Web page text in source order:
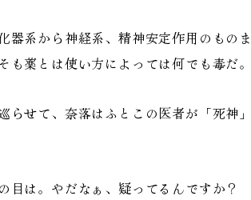
器系から神経系、精神安定作用のもの
も薬とは使い方によっては何でも毒だ
らせて、奈落はふとこの医者が「死神
目は。やだなぁ、疑ってるんですか？